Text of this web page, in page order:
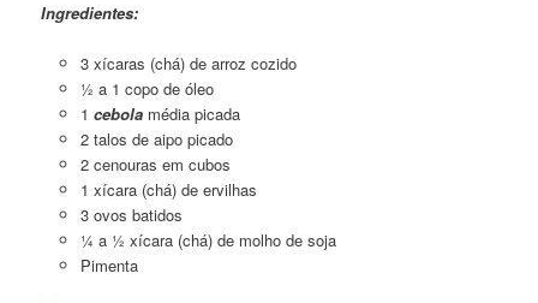
Ingredientes:
3 xícaras (chá) de arroz cozido
½ a 1 copo de óleo
1 cebolamédia picada
2 talos de aipo picado
2 cenouras em cubos
1 xícara (chá) de ervilhas
3 ovos batidos
¼ a ½ xícara (chá) de molho de soja
Pimenta